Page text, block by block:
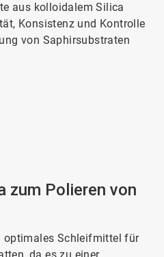
aus kolloidalem Silica
Konsistenz und Kontrolle
von Saphirsubstraten
zum Polieren von
optimales Schleifmittel für